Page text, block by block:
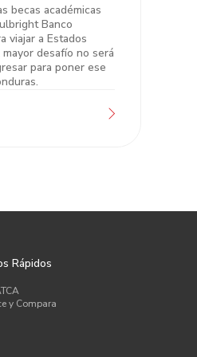
becas académicas
Banco
viajar a Estados
desafío no será
para poner ese
Rápidos
y Compara